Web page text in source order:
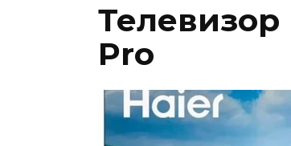
Телевизор
Pro